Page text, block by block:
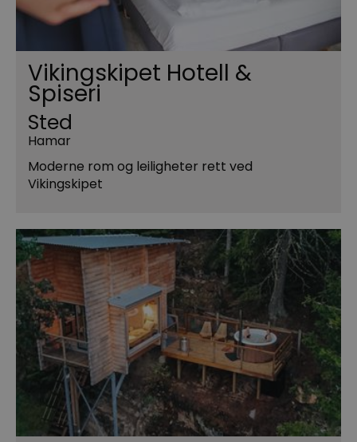
Vikingskipet Hotell &
Spiseri
Sted
Hamar
Moderne rom og leiligheter rett ved
Vikingskipet